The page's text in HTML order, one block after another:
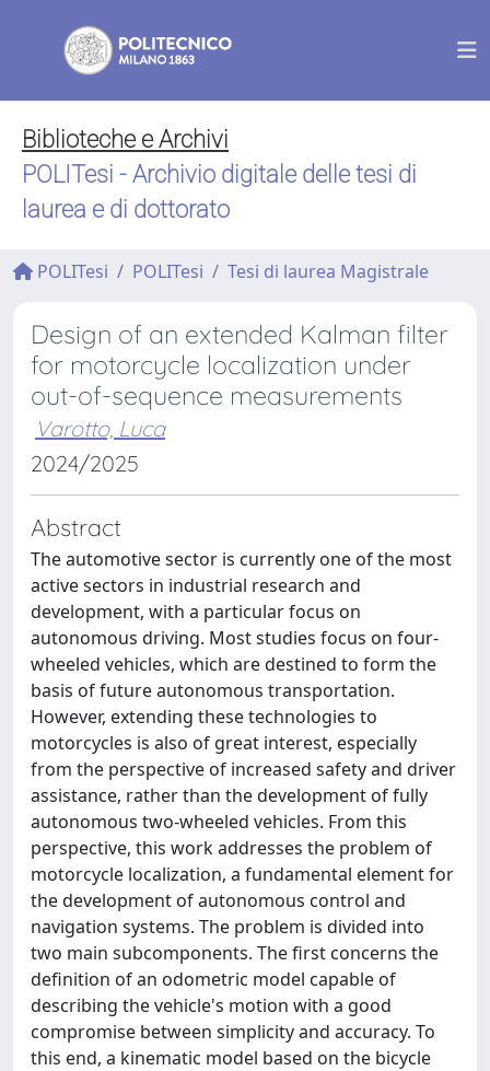
Biblioteche e Archivi
POLITesi - Archivio digitale delle tesi di
laurea e di dottorato
POLITesi POLITesi Tesi di laurea Magistrale
Design of an extended Kalman filter
for motorcycle localization under
out-of-sequence measurements
Varotto, Luca
2024/2025
Abstract
The automotive sector is currently one of the most
active sectors in industrial research and
development, with a particular focus on
autonomous driving. Most studies focus on four-
wheeled vehicles, which are destined to form the
basis of future autonomous transportation.
However, extending these technologies to
motorcycles is also of great interest, especially
from the perspective of increased safety and driver
assistance, rather than the development of fully
autonomous two-wheeled vehicles. From this
perspective, this work addresses the problem of
motorcycle localization, a fundamental element for
the development of autonomous control and
navigation systems. The problem is divided into
two main subcomponents. The first concerns the
definition of an odometric model capable of
describing the vehicle's motion with a good
compromise between simplicity and accuracy. To
this end, a kinematic model based on the bicycle